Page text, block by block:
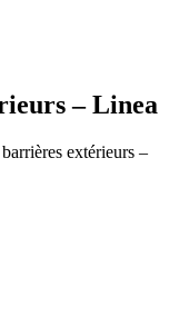
– Linea
extérieurs –